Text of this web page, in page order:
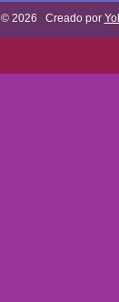
© 2026 Creado por